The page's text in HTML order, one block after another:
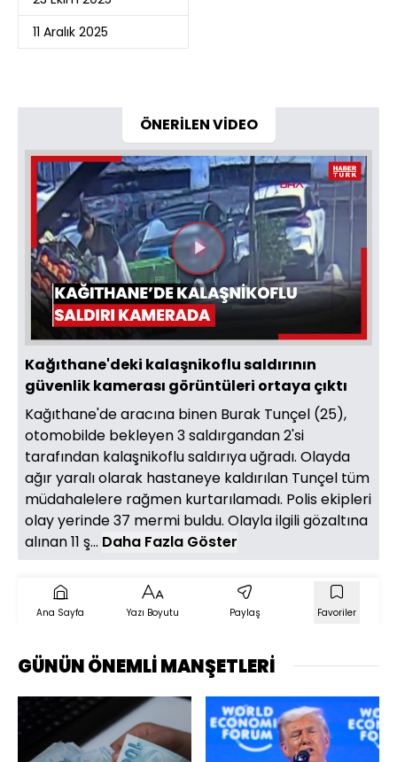
11 Aralık 2025
ÖNERİLEN VİDEO
Videoyu
Oynat
Kağıthane'deki kalaşnikoflu saldırının
güvenlik kamerası görüntüleri ortaya çıktı
Kağıthane'de aracına binen Burak Tunçel (25),
otomobilde bekleyen 3 saldırgandan 2'si
tarafından kalaşnikoflu saldırıya uğradı. Olayda
ağır yaralı olarak hastaneye kaldırılan Tunçel tüm
müdahalelere rağmen kurtarılamadı. Polis ekipleri
olay yerinde 37 mermi buldu. Olayla ilgili gözaltına
alınan 11 ş... Daha Fazla Göster
Ana Sayfa Yazı Boyutu Paylaş Favoriler
GÜNÜN ÖNEMLİ MANŞETLERİ